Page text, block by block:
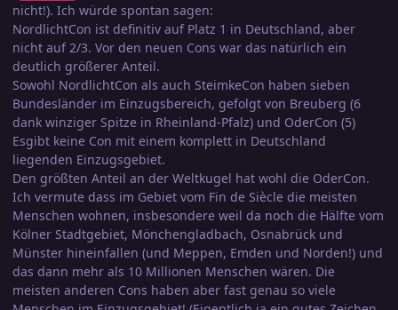
nicht!). Ich würde spontan sagen:
NordlichtCon ist definitiv auf Platz 1 in Deutschland, aber
nicht auf 2/3. Vor den neuen Cons war das natürlich ein
deutlich größerer Anteil.
Sowohl NordlichtCon als auch SteimkeCon haben sieben
Bundesländer im Einzugsbereich, gefolgt von Breuberg (6
dank winziger Spitze in Rheinland-Pfalz) und OderCon (5)
Esgibt keine Con mit einem komplett in Deutschland
liegenden Einzugsgebiet.
Den größten Anteil an der Weltkugel hat wohl die OderCon.
Ich vermute dass im Gebiet vom Fin de Siècle die meisten
Menschen wohnen, insbesondere weil da noch die Hälfte vom
Kölner Stadtgebiet, Mönchengladbach, Osnabrück und
Münster hineinfallen (und Meppen, Emden und Norden!) und
das dann mehr als 10 Millionen Menschen wären. Die
meisten anderen Cons haben aber fast genau so viele